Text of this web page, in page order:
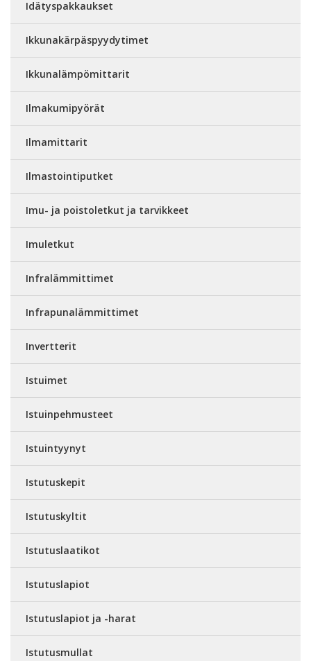
Idätyspakkaukset
Ikkunakärpäspyydytimet
Ikkunalämpömittarit
Ilmakumipyörät
Ilmamittarit
Ilmastointiputket
Imu- ja poistoletkut ja tarvikkeet
Imuletkut
Infralämmittimet
Infrapunalämmittimet
Invertterit
Istuimet
Istuinpehmusteet
Istuintyynyt
Istutuskepit
Istutuskyltit
Istutuslaatikot
Istutuslapiot
Istutuslapiot ja -harat
Istutusmullat